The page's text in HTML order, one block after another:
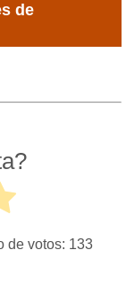
de
de votos: 133